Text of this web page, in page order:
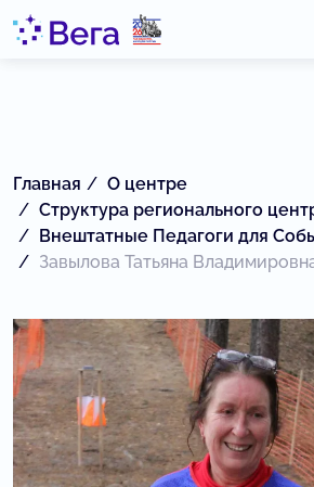
Главная
О центре
Структура регионального
Внештатные Педагоги для
Завылова Татьяна